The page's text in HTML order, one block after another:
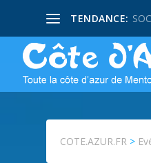
TENDANCE:
COTE.AZUR.FR >